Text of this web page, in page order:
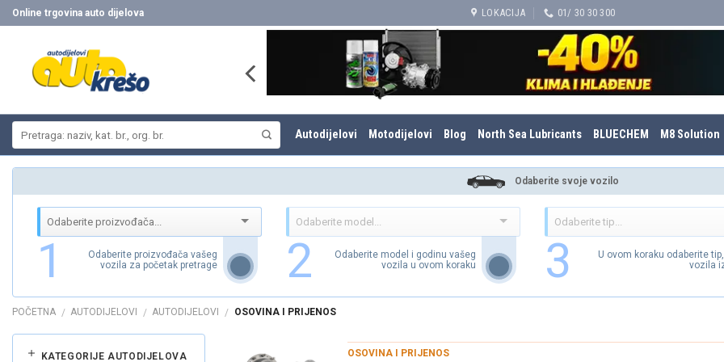
Skip
to
Online trgovina auto dijelova LOKACIJA 01/ 30 30 300
Autodijelovi Motodijelovi Blog North Sea Lubricants BLUECHEM M8 Solution
Odaberite svoje vozilo
1
Odaberite proizvođača vašeg
vozila za početak pretrage
2
Odaberite model i godinu vašeg
vozila u ovom koraku
3
U ovom koraku odaberite
vozila
POČETNA / AUTODIJELOVI / AUTODIJELOVI / OSOVINA I PRIJENOS
KATEGORIJE AUTODIJELOVA OSOVINA I PRIJENOS